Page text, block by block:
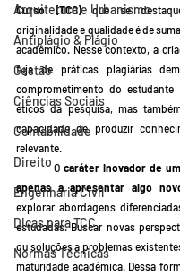
Arquitetura e Urbanismo
Antiplágio & Plágio
Gestão
Ciências Sociais
Contabilidade
Direito
Engenharia Civil
Dicas para TCC
Normas Técnicas
Curso (TCC) que se
originalidade e qualidade é de
acadêmico. Nesse contexto, a
fuja de práticas plagiárias
comprometimento do
éticos da pesquisa, mas
capacidade de produzir
relevante.
	O
caráter inovador de
apenas a apresentar algo
explorar abordagens
estudadas. Buscar novas
ou soluções a problemas
maturidade acadêmica. Dessa